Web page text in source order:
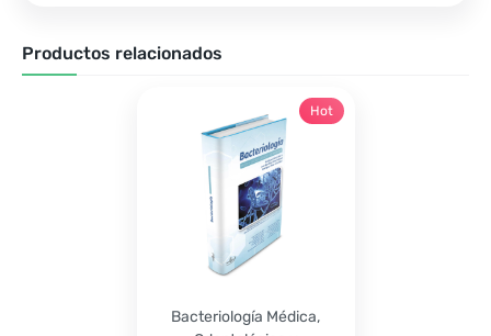
Productos relacionados
Bacteriología Médica,
Hot